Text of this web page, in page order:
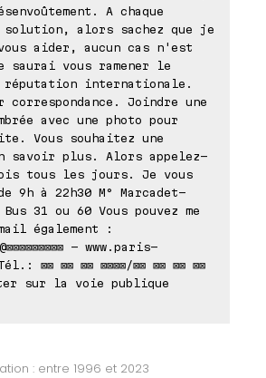
A chaque
solution, alors sachez que je
aider, aucun cas n'est
saurai vous ramener le
réputation internationale.
Joindre une
avec une photo pour
Vous souhaitez une
savoir plus. Alors appelez-
tous les jours. Je vous
9h à 22h30 M° Marcadet-
31 ou 60 Vous pouvez me
également :
- www.paris-
⊠⊠ ⊠⊠ ⊠⊠ ⊠⊠⊠⊠/⊠⊠ ⊠⊠ ⊠⊠ ⊠⊠
sur la voie publique
: entre 1996 et 2023